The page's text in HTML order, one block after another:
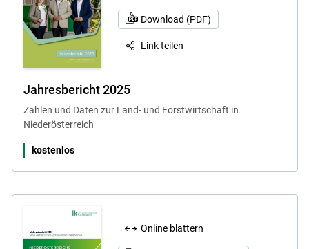
Download (PDF)
Link teilen
Jahresbericht 2025
Zahlen und Daten zur Land- und Forstwirtschaft in
Niederösterreich
kostenlos
Online blättern